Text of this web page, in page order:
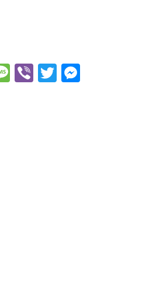
Message
ViberTwitter